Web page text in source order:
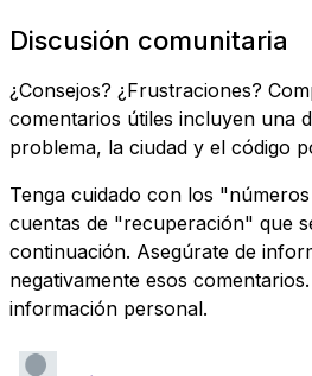
Discusión comunitaria
¿Consejos? ¿Frustraciones?
comentarios útiles incluyen una
problema, la ciudad y el código
Tenga cuidado con los
cuentas de "recuperación" que
continuación. Asegúrate de
negativamente esos
información personal.